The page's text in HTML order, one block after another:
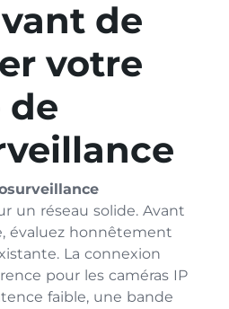
de
votre
de
un réseau solide. Avant
évaluez honnêtement
La connexion
pour les caméras IP
faible, une bande